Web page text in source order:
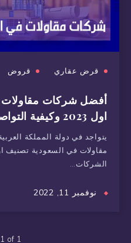
قرض عقاري قروض
أفضل شركات
اول 2023 وكيفية التواصل معها
يتواجد في دولة المملكة
مقاولات في السعودية تصنيف
الشركات…
نوفمبر 11, 2022
of 1